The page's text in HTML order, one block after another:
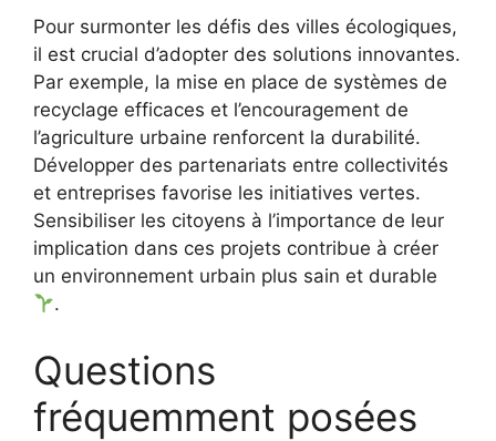
Pour surmonter les défis des villes écologiques,
il est crucial d’adopter des solutions innovantes.
Par exemple, la mise en place de systèmes de
recyclage efficaces et l’encouragement de
l’agriculture urbaine renforcent la durabilité.
Développer des partenariats entre collectivités
et entreprises favorise les initiatives vertes.
Sensibiliser les citoyens à l’importance de leur
implication dans ces projets contribue à créer
un environnement urbain plus sain et durable
.
Questions
fréquemment posées